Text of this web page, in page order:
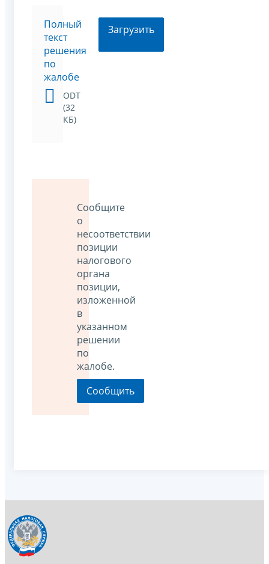
Полный
текст
решения
по
жалобе
ODT
(32
КБ)
Загрузить
Сообщите
о
несоответствии
позиции
налогового
органа
позиции,
изложенной
в
указанном
решении
по
жалобе.